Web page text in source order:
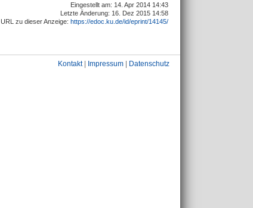
Eingestellt am: 14. Apr 2014 14:43
Letzte Änderung: 16. Dez 2015 14:58
URL zu dieser Anzeige: https://edoc.ku.de/id/eprint/14145/
Kontakt| Impressum Datenschutz